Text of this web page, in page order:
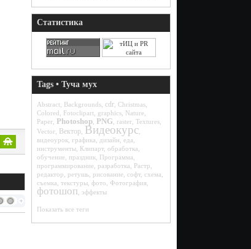
Статистика
Tags • Туча мух
Abstract Backgrounds, cdr, Christmas,
Colored
Fotoclipart graphics, Nature
Paper, Photoshop, PNG raster, Textures,
Vector, Вектор, Видеокурс,
видеоурок, графика дизайн еда
инструменты, Клипарт, обработка
обучение
праздник, Программа
программирование
разработка Растр
редактор
ретушь, рисование софт, схема
съемка текстуры, фото Фотография,
фотошоп эффекты
Показать все теги